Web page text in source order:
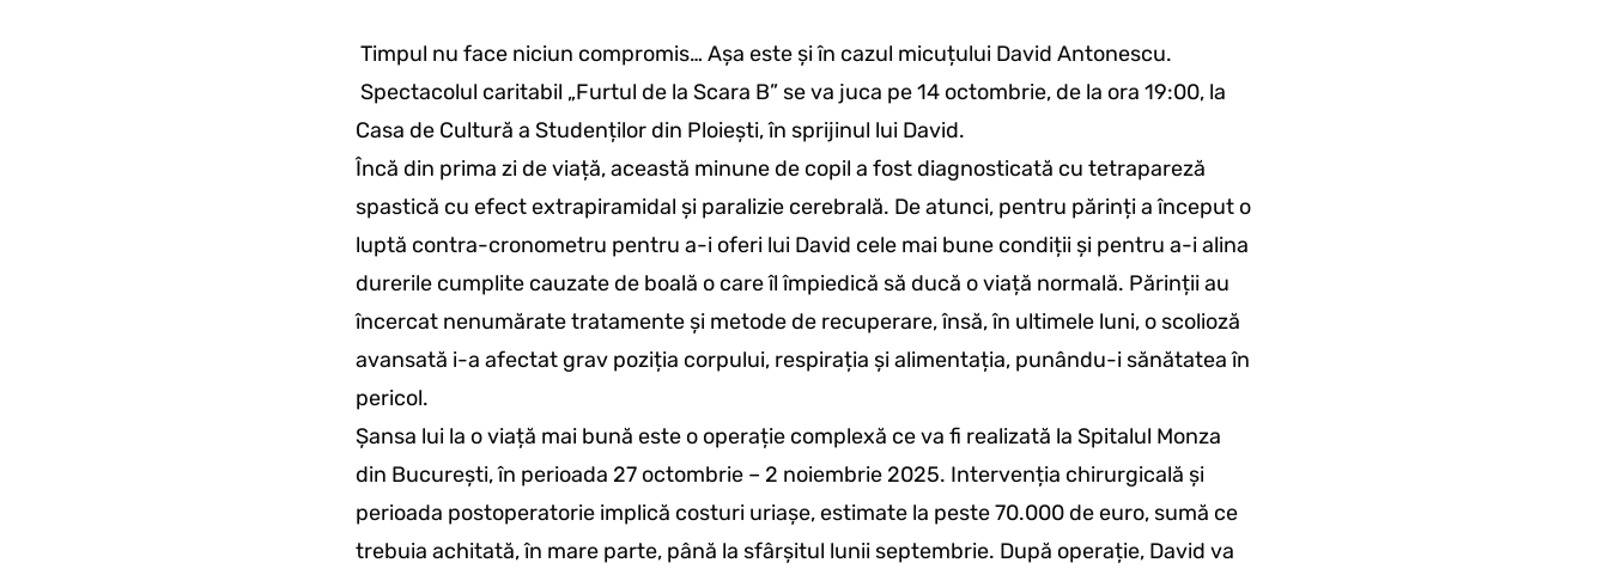
Timpul nu face niciun compromis… Așa este și în cazul micuțului David Antonescu.
Spectacolul caritabil „Furtul de la Scara B” se va juca pe 14 octombrie, de la ora 19:00, la
Casa de Cultură a Studenților din Ploiești, în sprijinul lui David.
Încă din prima zi de viață, această minune de copil a fost diagnosticată cu tetrapareză
spastică cu efect extrapiramidal și paralizie cerebrală. De atunci, pentru părinți a început o
luptă contra-cronometru pentru a-i oferi lui David cele mai bune condiții și pentru a-i alina
durerile cumplite cauzate de boală o care îl împiedică să ducă o viață normală. Părinții au
încercat nenumărate tratamente și metode de recuperare, însă, în ultimele luni, o scolioză
avansată i-a afectat grav poziția corpului, respirația și alimentația, punându-i sănătatea în
pericol.
Șansa lui la o viață mai bună este o operație complexă ce va fi realizată la Spitalul Monza
din București, în perioada 27 octombrie – 2 noiembrie 2025. Intervenția chirurgicală și
perioada postoperatorie implică costuri uriașe, estimate la peste 70.000 de euro, sumă ce
trebuia achitată, în mare parte, până la sfârșitul lunii septembrie. După operație, David va